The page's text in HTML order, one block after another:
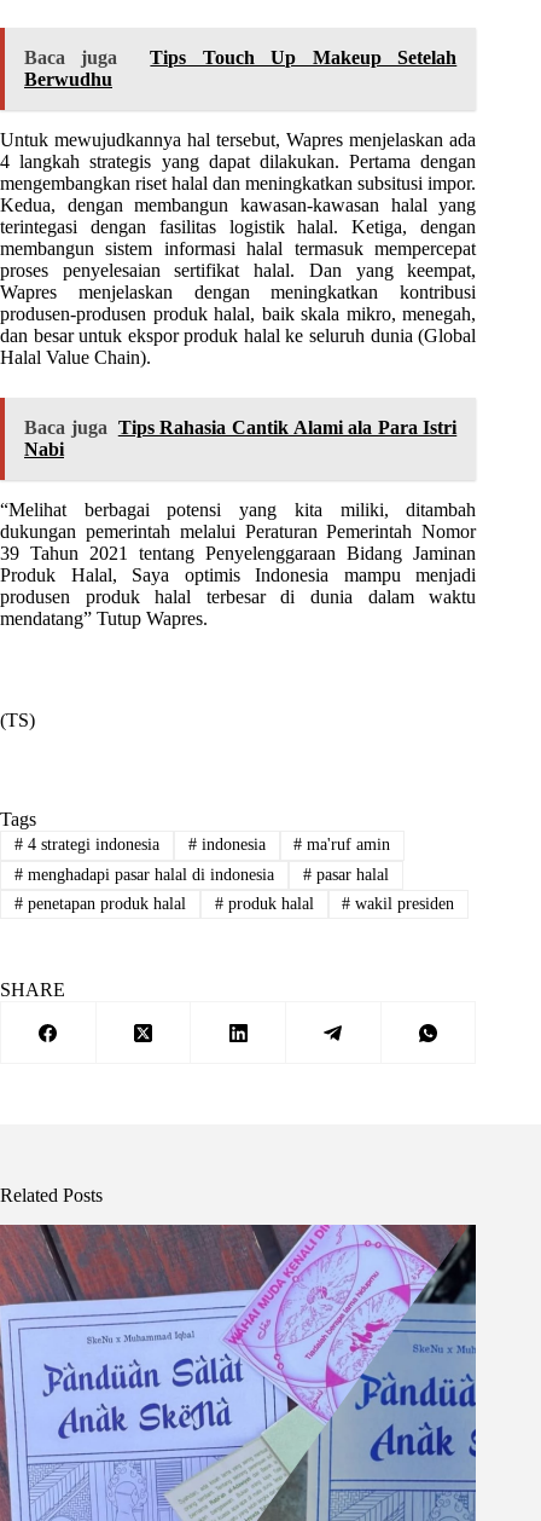
Baca juga
Tips Touch Up Makeup Setelah
Berwudhu
Untuk mewujudkannya hal tersebut, Wapres menjelaskan ada
4 langkah strategis yang dapat dilakukan. Pertama dengan
mengembangkan riset halal dan meningkatkan subsitusi impor.
Kedua, dengan membangun kawasan-kawasan halal yang
terintegasi dengan fasilitas logistik halal. Ketiga, dengan
membangun sistem informasi halal termasuk mempercepat
proses penyelesaian sertifikat halal. Dan yang keempat,
Wapres menjelaskan dengan meningkatkan kontribusi
produsen-produsen produk halal, baik skala mikro, menegah,
dan besar untuk ekspor produk halal ke seluruh dunia (Global
Halal Value Chain).
Baca juga Tips Rahasia Cantik Alami ala Para Istri
Nabi
“Melihat berbagai potensi yang kita miliki, ditambah
dukungan pemerintah melalui Peraturan Pemerintah Nomor
39 Tahun 2021 tentang Penyelenggaraan Bidang Jaminan
Produk Halal, Saya optimis Indonesia mampu menjadi
produsen produk halal terbesar di dunia dalam waktu
mendatang” Tutup Wapres.
(TS)
Tags
#4 strategi indonesia #indonesia # ma'ruf amin
#menghadapi pasar halal di indonesia #pasar halal
#penetapan produk halal #produk halal # wakil presiden
SHARE
Related Posts